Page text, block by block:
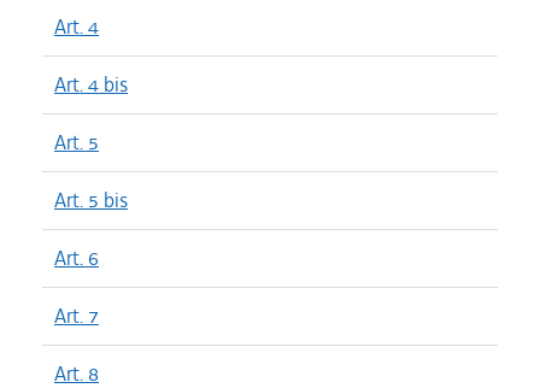
Art. 4
Art. 4 bis
Art. 5
Art. 5 bis
Art. 6
Art. 7
Art. 8